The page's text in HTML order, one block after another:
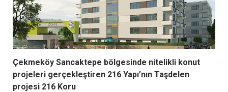
Çekmeköy Sancaktepe bölgesinde nitelikli konut
projeleri gerçekleştiren 216 Yapı’nın Taşdelen
projesi 216 Koru